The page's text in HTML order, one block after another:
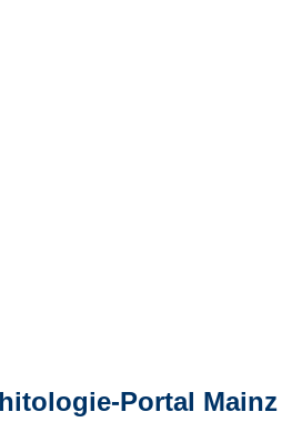
Portal Mainz